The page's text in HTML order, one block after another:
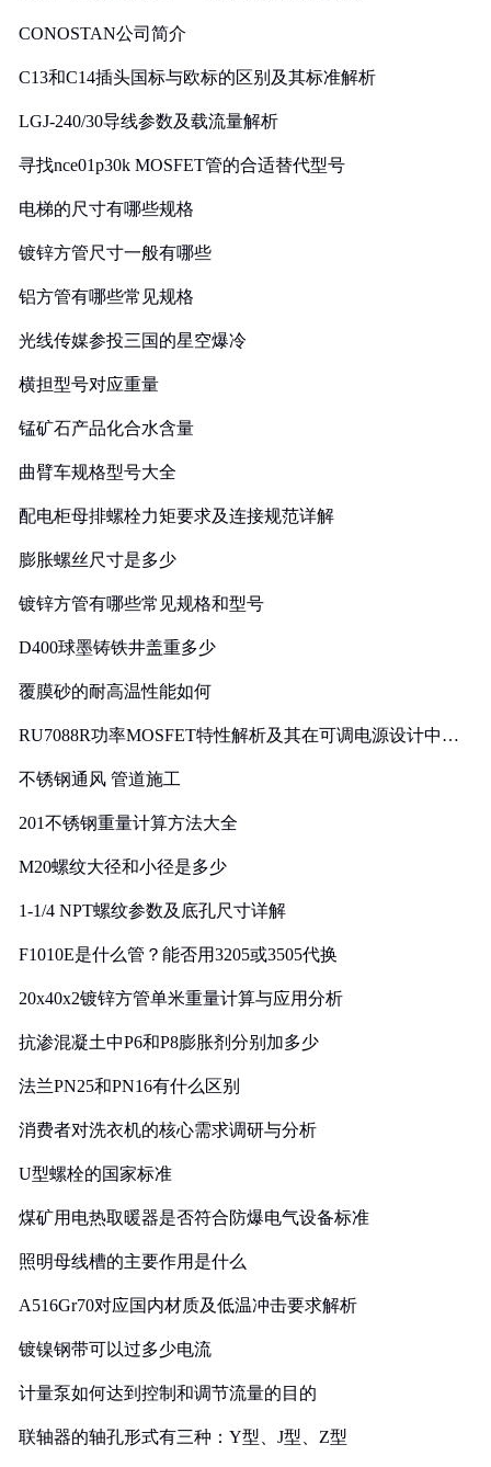
CONOSTAN公司简介
C13和C14插头国标与欧标的区别及其标准解析
LGJ-240/30导线参数及载流量解析
寻找nce01p30k MOSFET管的合适替代型号
电梯的尺寸有哪些规格
镀锌方管尺寸一般有哪些
铝方管有哪些常见规格
光线传媒参投三国的星空爆冷
横担型号对应重量
锰矿石产品化合水含量
曲臂车规格型号大全
配电柜母排螺栓力矩要求及连接规范详解
膨胀螺丝尺寸是多少
镀锌方管有哪些常见规格和型号
D400球墨铸铁井盖重多少
覆膜砂的耐高温性能如何
RU7088R功率MOSFET特性解析及其在可调电源设计中的
不锈钢通风 管道施工
201不锈钢重量计算方法大全
M20螺纹大径和小径是多少
1-1/4 NPT螺纹参数及底孔尺寸详解
F1010E是什么管？能否用3205或3505代换
20x40x2镀锌方管单米重量计算与应用分析
抗渗混凝土中P6和P8膨胀剂分别加多少
法兰PN25和PN16有什么区别
消费者对洗衣机的核心需求调研与分析
U型螺栓的国家标准
煤矿用电热取暖器是否符合防爆电气设备标准
照明母线槽的主要作用是什么
A516Gr70对应国内材质及低温冲击要求解析
镀镍钢带可以过多少电流
计量泵如何达到控制和调节流量的目的
联轴器的轴孔形式有三种：Y型、J型、Z型